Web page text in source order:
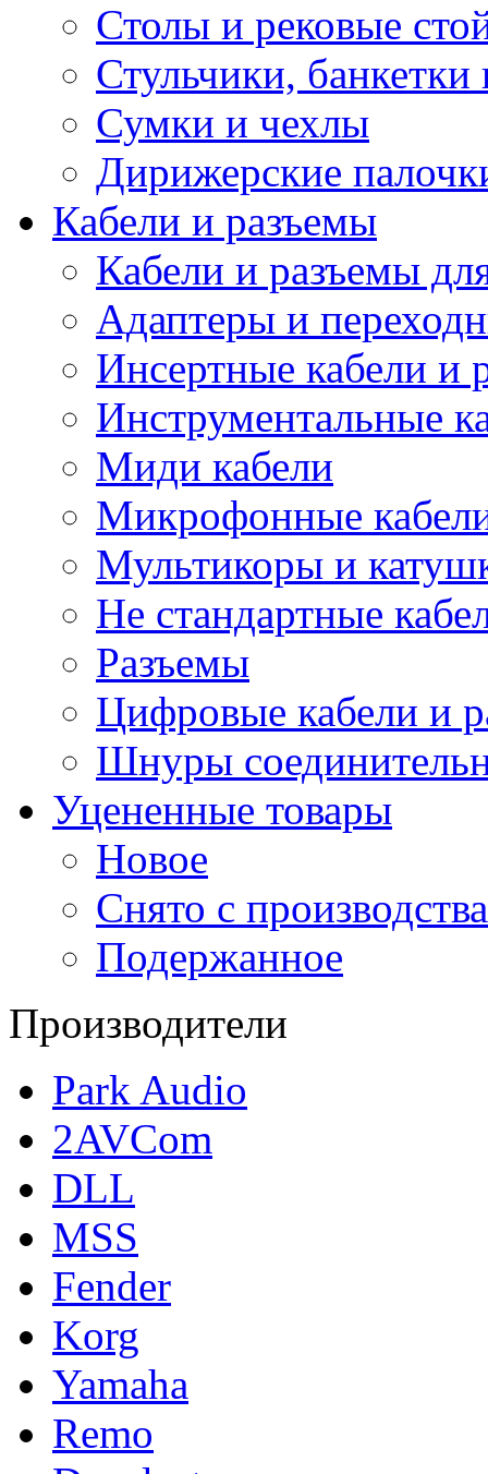
Столы и рековые
Стульчики, банкетки
Сумки и чехлы
Дирижерские
Кабели и разъемы
Кабели и разъемы
Адаптеры и
Инсертные кабели и
Инструментальные
Миди кабели
Микрофонные
Мультикоры и
Не стандартные
Разъемы
Цифровые кабели и
Шнуры
Уцененные товары
Новое
Снято с производства
Подержанное
Производители
Park Audio
2AVCom
DLL
MSS
Fender
Korg
Yamaha
Remo